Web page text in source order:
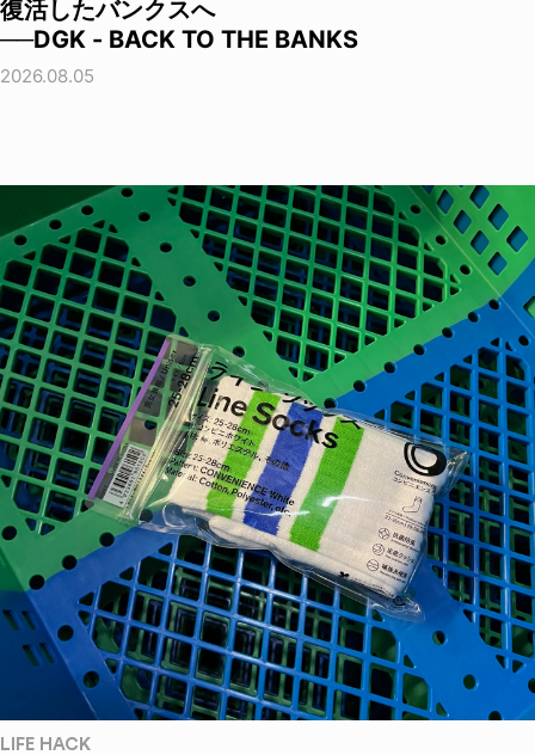
復活したバンクスへ
──DGK - BACK TO THE BANKS
2026.08.05
LIFE HACK